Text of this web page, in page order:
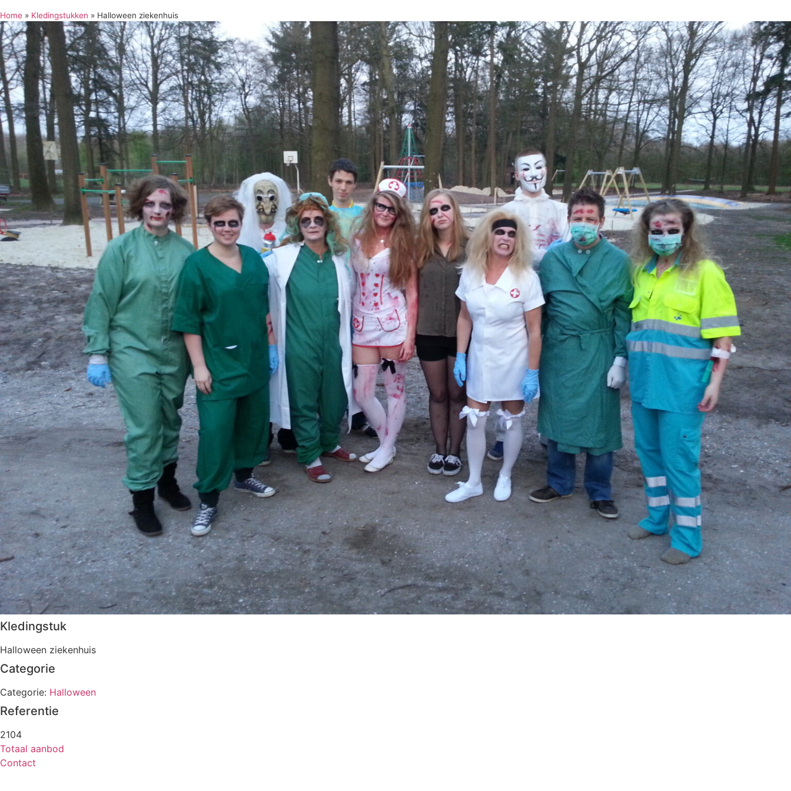
Home » Kledingstukken » Halloween ziekenhuis
Kledingstuk
Halloween ziekenhuis
Categorie
Categorie: Halloween
Referentie
2104
Totaal aanbod
Contact